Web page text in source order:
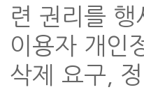
련 권리를
이용자 개인
삭제 요구,